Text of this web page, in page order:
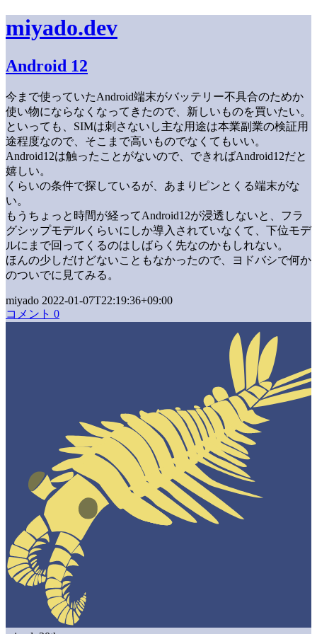
miyado.dev
Android 12
今まで使っていたAndroid端末がバッテリー不具合のためか
使い物にならなくなってきたので、新しいものを買いたい。
といっても、SIMは刺さないし主な用途は本業副業の検証用
途程度なので、そこまで高いものでなくてもいい。
Android12は触ったことがないので、できればAndroid12だと
嬉しい。
くらいの条件で探しているが、あまりピンとくる端末がな
い。
もうちょっと時間が経ってAndroid12が浸透しないと、フラ
グシップモデルくらいにしか導入されていなくて、下位モデ
ルにまで回ってくるのはしばらく先なのかもしれない。
ほんの少しだけどないこともなかったので、ヨドバシで何か
のついでに見てみる。
miyado 2022-01-07T22:19:36+09:00
コメント 0